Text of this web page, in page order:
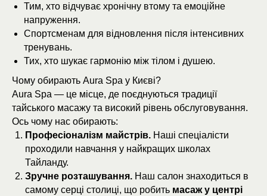
Тим, хто відчуває хронічну втому та емоційне
напруження.
Спортсменам для відновлення після інтенсивних
тренувань.
Тих, хто шукає гармонію між тілом і душею.
Чому обирають Aura Spa у Києві?
Aura Spa — це місце, де поєднуються традиції
тайського масажу та високий рівень обслуговування.
Ось чому нас обирають:
Професіоналізм майстрів. Наші спеціалісти
проходили навчання у найкращих школах
Тайланду.
Зручне розташування. Наш салон знаходиться в
самому серці столиці, що робить масаж у центрі